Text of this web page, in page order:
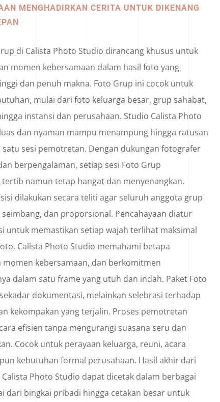
MENGHADIRKAN CERITA UNTUK DIKENANG
di Calista Photo Studio dirancang khusus untuk
momen kebersamaan dalam hasil foto yang
dan penuh makna. Foto Grup ini cocok untuk
mulai dari foto keluarga besar, grup sahabat,
instansi dan perusahaan. Studio Calista Photo
dan nyaman mampu menampung hingga ratusan
satu sesi pemotretan. Dengan dukungan fotografer
berpengalaman, setiap sesi Foto Grup
namun tetap hangat dan menyenangkan.
dilakukan secara teliti agar seluruh anggota grup
dan proporsional. Pencahayaan diatur
untuk memastikan setiap wajah terlihat maksimal
Calista Photo Studio memahami betapa
momen kebersamaan, dan berkomitmen
dalam satu frame yang utuh dan indah. Paket Foto
dokumentasi, melainkan selebrasi terhadap
kekompakan yang terjalin. Proses pemotretan
efisien tanpa mengurangi suasana seru dan
Cocok untuk perayaan keluarga, reuni, acara
kebutuhan formal perusahaan. Hasil akhir dari
Photo Studio dapat dicetak dalam berbagai
dari bingkai pribadi hingga cetakan besar untuk